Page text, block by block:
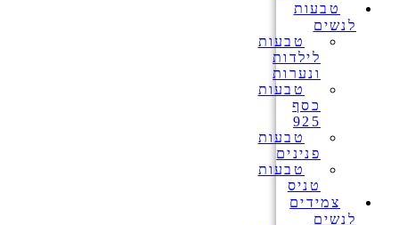
טבעות
לנשים
טבעות
לילדות
ונערות
טבעות
כסף
925
טבעות
פנינים
טבעות
טניס
צמידים
לנשים